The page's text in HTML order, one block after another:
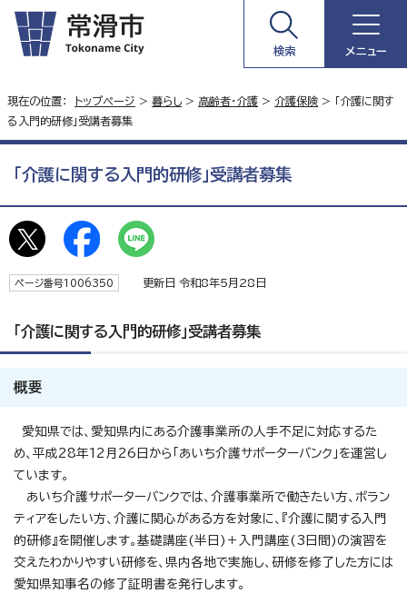
検索 メニュー
現在の位置： トップページ > 暮らし> 高齢者・介護 > 介護保険 > 「介護に関す
る入門的研修」受講者募集
「介護に関する入門的研修」受講者募集
ページ番号1006350 更新日 令和8年5月28日
「介護に関する入門的研修」受講者募集
概要
愛知県では、愛知県内にある介護事業所の人手不足に対応するた
め、平成28年12月26日から「あいち介護サポーターバンク」を運営し
ています。
あいち介護サポーターバンクでは、介護事業所で働きたい方、ボラン
ティアをしたい方、介護に関心がある方を対象に、『介護に関する入門
的研修』を開催します。基礎講座(半日)＋入門講座(3日間)の演習を
交えたわかりやすい研修を、県内各地で実施し、研修を修了した方には
愛知県知事名の修了証明書を発行します。